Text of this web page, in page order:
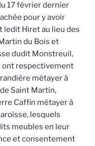
17 février dernier
pour y avoir
ledit Hiret au lieu des
du Bois et
dudit Monstreuil,
ont respectivement
métayer à
Saint Martin,
Caffin métayer à
lesquels
meubles en leur
et consentement